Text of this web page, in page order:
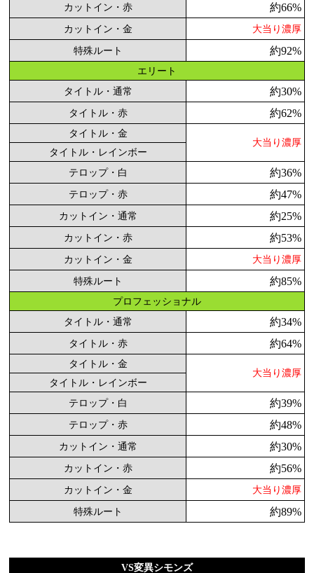
カットイン・赤 約66%
カットイン・金 大当り濃厚
特殊ルート 約92%
エリート
タイトル・通常
約30%
タイトル・赤 約62%
タイトル・金
大当り濃厚
タイトル・レインボー
テロップ・白
約36%
テロップ・赤 約47%
カットイン・通常 約25%
カットイン・赤 約53%
カットイン・金 大当り濃厚
特殊ルート 約85%
プロフェッショナル
タイトル・通常
約34%
タイトル・赤 約64%
タイトル・金
大当り濃厚
タイトル・レインボー
テロップ・白
約39%
テロップ・赤 約48%
カットイン・通常 約30%
カットイン・赤 約56%
カットイン・金 大当り濃厚
特殊ルート 約89%
VS変異シモンズ